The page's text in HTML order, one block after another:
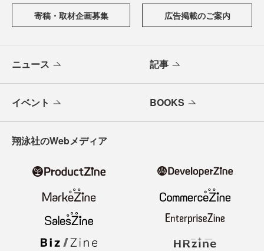
寄稿・取材企画募集 広告掲載のご案内
ニュース 記事
イベント BOOKS
翔泳社のWebメディア